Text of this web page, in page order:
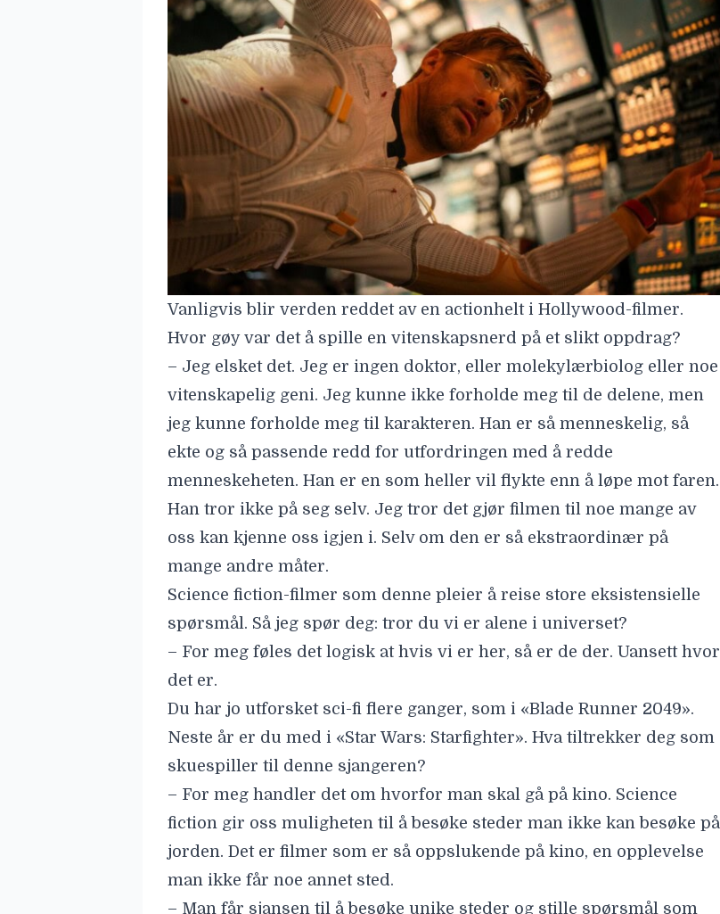
Vanligvis blir verden reddet av en actionhelt i Hollywood-filmer.
Hvor gøy var det å spille en vitenskapsnerd på et slikt oppdrag?
– Jeg elsket det. Jeg er ingen doktor, eller molekylærbiolog eller noe
vitenskapelig geni. Jeg kunne ikke forholde meg til de delene, men
jeg kunne forholde meg til karakteren. Han er så menneskelig, så
ekte og så passende redd for utfordringen med å redde
menneskeheten. Han er en som heller vil flykte enn å løpe mot faren.
Han tror ikke på seg selv. Jeg tror det gjør filmen til noe mange av
oss kan kjenne oss igjen i. Selv om den er så ekstraordinær på
mange andre måter.
Science fiction-filmer som denne pleier å reise store eksistensielle
spørsmål. Så jeg spør deg: tror du vi er alene i universet?
– For meg føles det logisk at hvis vi er her, så er de der. Uansett hvor
det er.
Du har jo utforsket sci-fi flere ganger, som i «Blade Runner 2049».
Neste år er du med i «Star Wars: Starfighter». Hva tiltrekker deg som
skuespiller til denne sjangeren?
– For meg handler det om hvorfor man skal gå på kino. Science
fiction gir oss muligheten til å besøke steder man ikke kan besøke på
jorden. Det er filmer som er så oppslukende på kino, en opplevelse
man ikke får noe annet sted.
– Man får sjansen til å besøke unike steder og stille spørsmål som